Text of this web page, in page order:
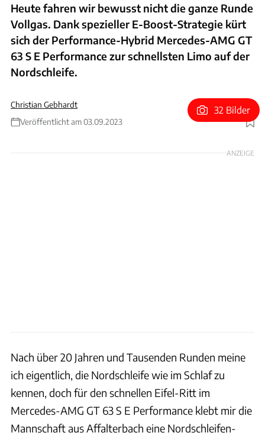
Heute fahren wir bewusst nicht die ganze Runde
Vollgas. Dank spezieller E-Boost-Strategie kürt
sich der Performance-Hybrid Mercedes-AMG GT
63 S E Performance zur schnellsten Limo auf der
Nordschleife.
Christian Gebhardt
Veröffentlicht am 03.09.2023
Foto: Hans-Dieter Seufert
32 Bilder
ANZEIGE
Nach über 20 Jahren und Tausenden Runden meine
ich eigentlich, die Nordschleife wie im Schlaf zu
kennen, doch für den schnellen Eifel-Ritt im
Mercedes-AMG GT 63 S E Performance klebt mir die
Mannschaft aus Affalterbach eine Nordschleifen-